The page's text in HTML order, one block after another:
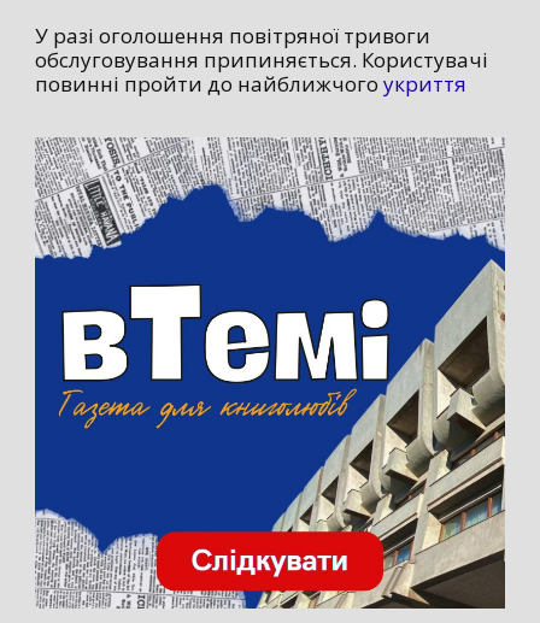
У разі оголошення повітряної тривоги
обслуговування припиняється. Користувачі
повинні пройти до найближчого укриття